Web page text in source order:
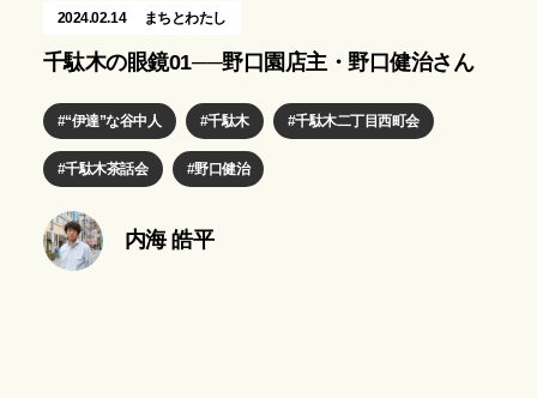
2024.02.14 まちとわたし
千駄木の眼鏡01──野口園店主・野口健治さん
“伊達”な谷中人 千駄木 千駄木二丁目西町会
千駄木茶話会 野口健治
内海 皓平